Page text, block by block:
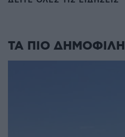
ΤΑ ΠΙΟ ΔΗΜΟΦΙΛΗ